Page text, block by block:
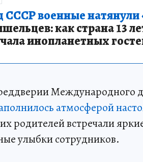
СССР военные натянули
как страна 13
инопланетных
Международного
атмосферой
родителей встречали
улыбки сотрудников.